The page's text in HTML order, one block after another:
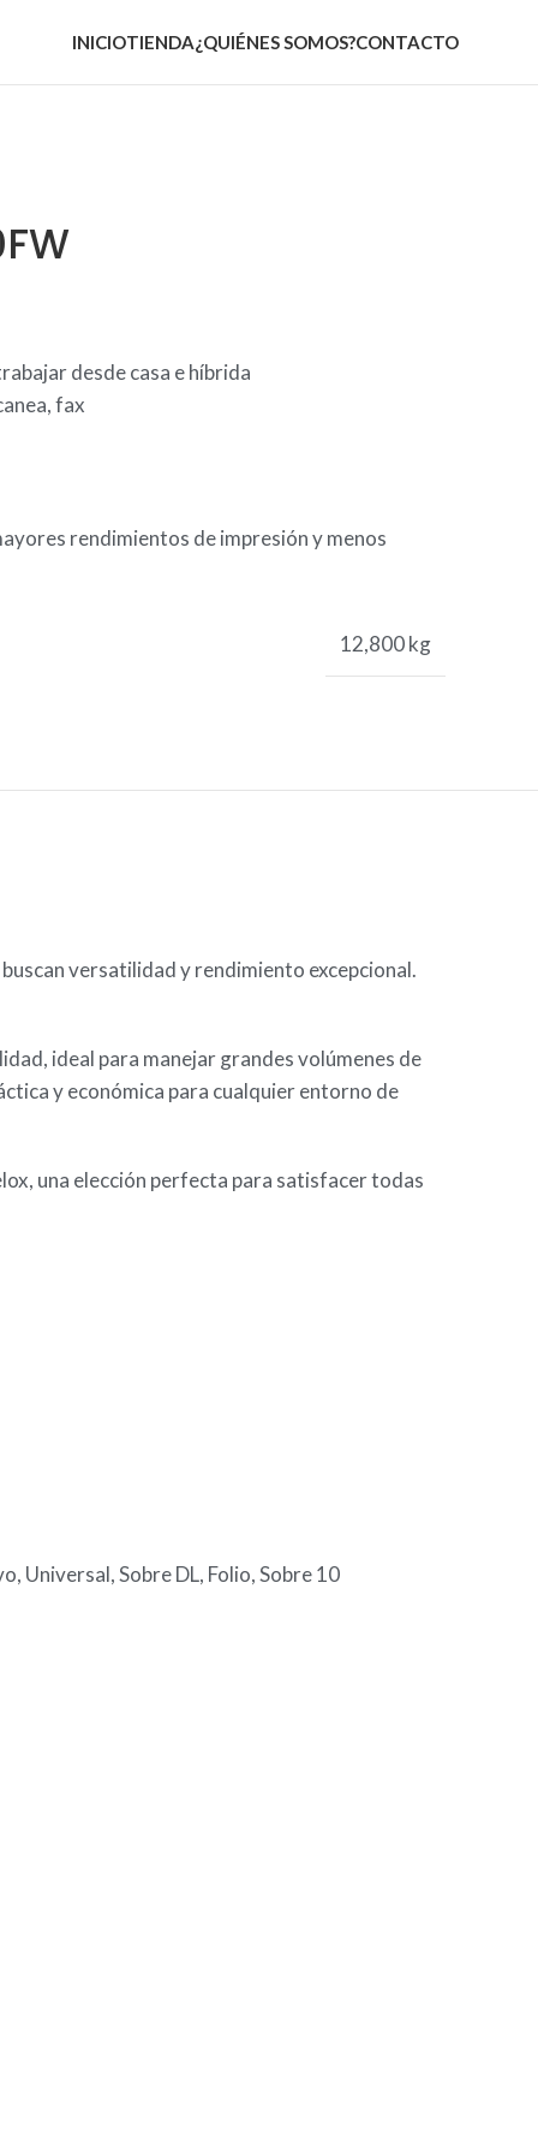
INICIOTIENDA¿QUIÉNES SOMOS?CONTACTO
desde casa e híbrida
fax
rendimientos de impresión y menos
12,800 kg
versatilidad y rendimiento excepcional.
ideal para manejar grandes volúmenes de
y económica para cualquier entorno de
una elección perfecta para satisfacer todas
Universal, Sobre DL, Folio, Sobre 10